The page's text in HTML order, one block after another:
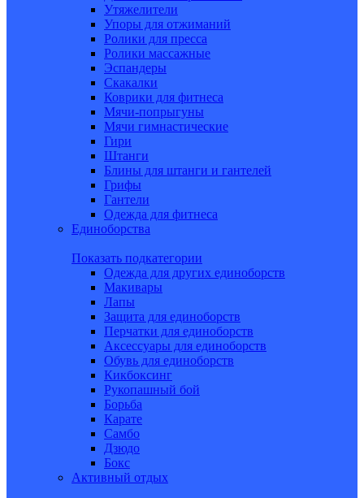
Утяжелители
Упоры для отжиманий
Ролики для пресса
Ролики массажные
Эспандеры
Скакалки
Коврики для фитнеса
Мячи-попрыгуны
Мячи гимнастические
Гири
Штанги
Блины для штанги и гантелей
Грифы
Гантели
Одежда для фитнеса
Единоборства
Показать подкатегории
Одежда для других единоборств
Макивары
Лапы
Защита для единоборств
Перчатки для единоборств
Аксессуары для единоборств
Обувь для единоборств
Кикбоксинг
Рукопашный бой
Борьба
Карате
Самбо
Дзюдо
Бокс
Активный отдых